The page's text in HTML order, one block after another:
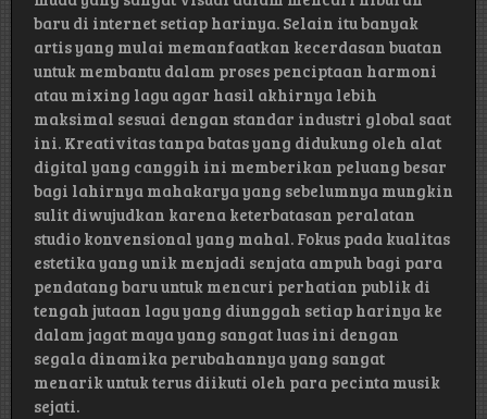
baru di internet setiap harinya. Selain itu banyak
artis yang mulai memanfaatkan kecerdasan buatan
untuk membantu dalam proses penciptaan harmoni
atau mixing lagu agar hasil akhirnya lebih
maksimal sesuai dengan standar industri global saat
ini. Kreativitas tanpa batas yang didukung oleh alat
digital yang canggih ini memberikan peluang besar
bagi lahirnya mahakarya yang sebelumnya mungkin
sulit diwujudkan karena keterbatasan peralatan
studio konvensional yang mahal. Fokus pada kualitas
estetika yang unik menjadi senjata ampuh bagi para
pendatang baru untuk mencuri perhatian publik di
tengah jutaan lagu yang diunggah setiap harinya ke
dalam jagat maya yang sangat luas ini dengan
segala dinamika perubahannya yang sangat
menarik untuk terus diikuti oleh para pecinta musik
sejati.